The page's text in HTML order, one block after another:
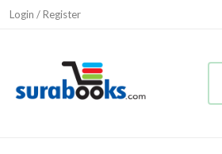
Login / Register